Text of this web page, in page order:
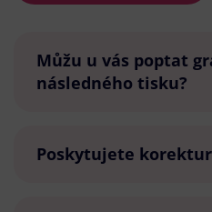
Můžu u vás poptat
následného tisku?
Poskytujete